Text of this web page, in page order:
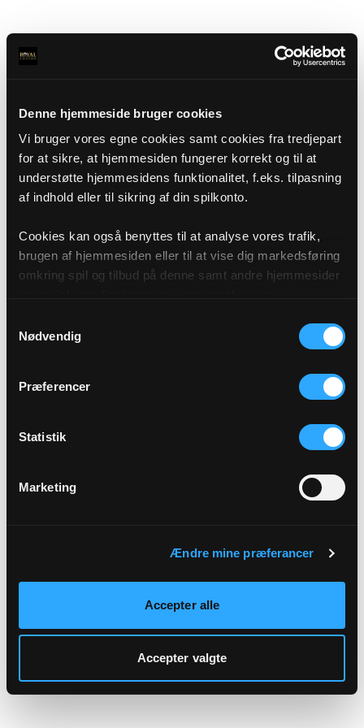
Denne hjemmeside bruger cookies
Vi bruger vores egne cookies samt cookies fra tredjepart
for at sikre, at hjemmesiden fungerer korrekt og til at
understøtte hjemmesidens funktionalitet, f.eks. tilpasning
af indhold eller til sikring af din spilkonto.
Cookies kan også benyttes til at analyse vores trafik,
brugen af hjemmesiden eller til at vise dig markedsføring
omkring spil og tilbud på denne samt andre hjemmesider
af cookies under "Detaljer" eller ved at klikke videre til
vores Cookiepolitik, som du finder i bunden af vores
Nødvendig
Præferencer
Statistik
Marketing
Ændre mine præferancer
Accepter alle
Accepter valgte